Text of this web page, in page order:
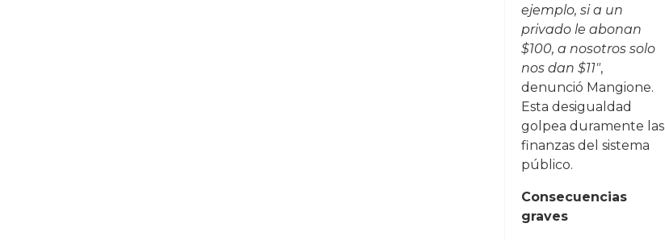
ejemplo, si a un
privado le abonan
$100, a nosotros solo
nos dan $11",
denunció Mangione.
Esta desigualdad
golpea duramente las
finanzas del sistema
público.
Consecuencias
graves